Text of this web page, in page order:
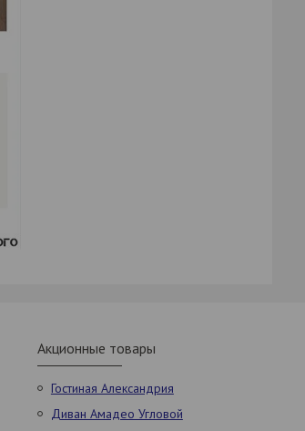
Акционные товары
Гостиная Александрия
Диван Амадео Угловой